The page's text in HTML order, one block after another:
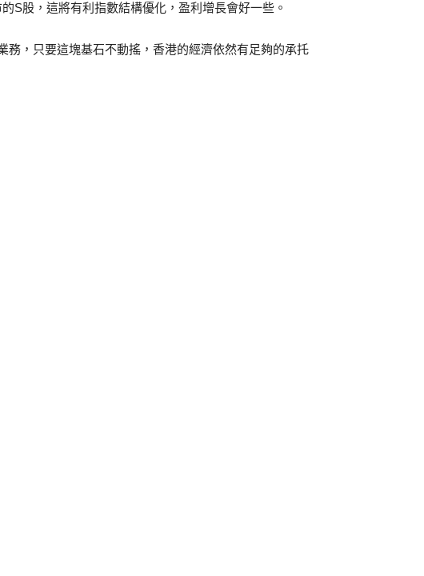
S股，這將有利指數結構優化，盈利增長會好一些。
務，只要這塊基石不動搖，香港的經濟依然有足夠的承托